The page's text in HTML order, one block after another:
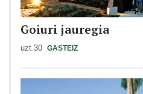
Goiuri jauregia
uzt 30 GASTEIZ